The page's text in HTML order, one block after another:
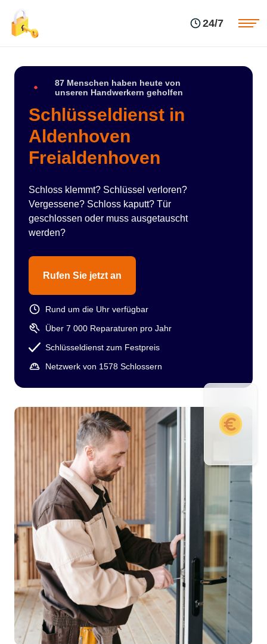
24/7
87 Menschen haben heute von
unseren Handwerkern geholfen
Schlüsseldienst in
Aldenhoven
Freialdenhoven
Schloss klemmt? Schlüssel verloren?
Vergessene? Schloss kaputt? Tür
geschlossen oder muss ausgetauscht
werden?
Rufen Sie jetzt an
Rund um die Uhr verfügbar
Über 7 000 Reparaturen pro Jahr
Schlüsseldienst zum Festpreis
Netzwerk von 1578 Schlossern